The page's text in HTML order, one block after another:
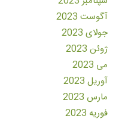
آگوست 2023
جولای 2023
ژوئن 2023
می 2023
آوریل 2023
مارس 2023
فوریه 2023